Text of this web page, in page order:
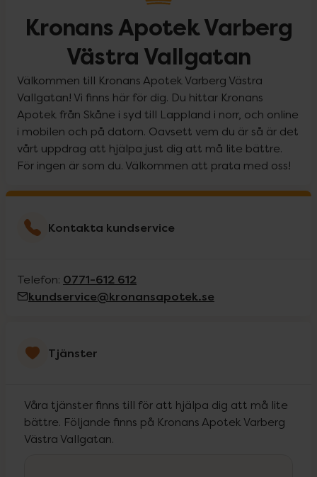
Kronans Apotek Varberg
Västra Vallgatan
Välkommen till Kronans Apotek Varberg Västra
Vallgatan! Vi finns här för dig. Du hittar Kronans
Apotek från Skåne i syd till Lappland i norr, och online
i mobilen och på datorn. Oavsett vem du är så är det
vårt uppdrag att hjälpa just dig att må lite bättre.
För ingen är som du. Välkommen att prata med oss!
Kontakta kundservice
Telefon: 0771-612 612
kundservice@kronansapotek.se
Tjänster
Våra tjänster finns till för att hjälpa dig att må lite
bättre. Följande finns på Kronans Apotek Varberg
Västra Vallgatan.